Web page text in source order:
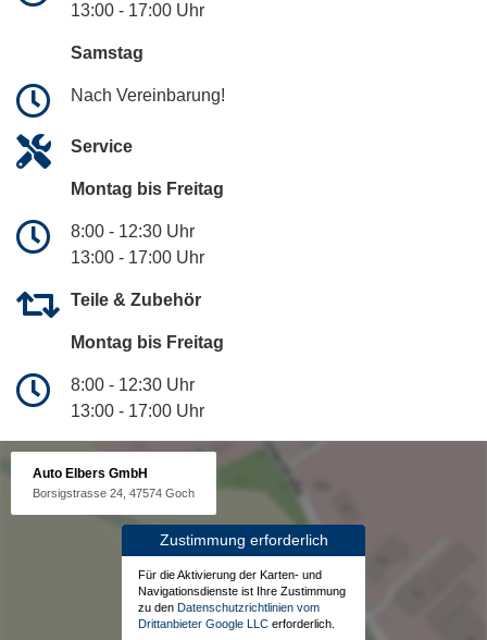
13:00 - 17:00 Uhr
Samstag
Nach Vereinbarung!
Service
Montag bis Freitag
8:00 - 12:30 Uhr
13:00 - 17:00 Uhr
Teile & Zubehör
Montag bis Freitag
8:00 - 12:30 Uhr
13:00 - 17:00 Uhr
Auto Elbers GmbH
Borsigstrasse 24, 47574 Goch
Zustimmung erforderlich
Für die Aktivierung der Karten- und
Navigationsdienste ist Ihre Zustimmung
zu den Datenschutzrichtlinien vom
Drittanbieter Google LLC erforderlich.